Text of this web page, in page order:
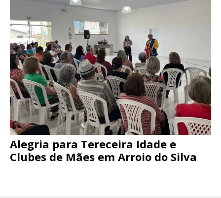
Alegria para Tereceira Idade e
Clubes de Mães em Arroio do Silva